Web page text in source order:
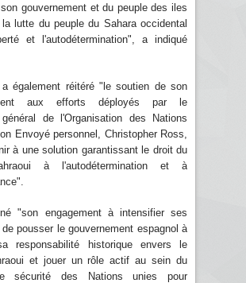
gouvernement et du peuple des iles
lutte du peuple du Sahara occidental
et l'autodétermination", a indiqué
également réitéré "le soutien de son
aux efforts déployés par le
de l'Organisation des Nations
Envoyé personnel, Christopher Ross,
à une solution garantissant le droit du
à l'autodétermination et à
"son engagement à intensifier ses
pousser le gouvernement espagnol à
responsabilité historique envers le
et jouer un rôle actif au sein du
sécurité des Nations unies pour